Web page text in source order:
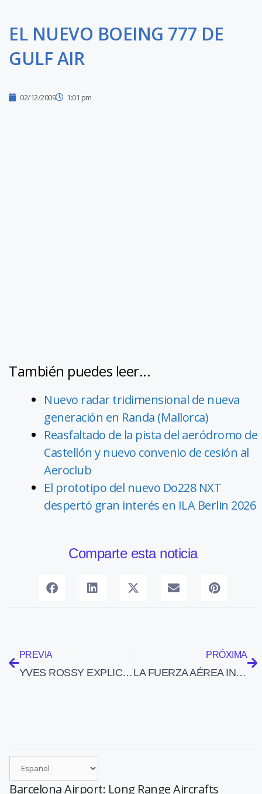
EL NUEVO BOEING 777 DE
GULF AIR
02/12/2009 1:01 pm
También puedes leer...
Nuevo radar tridimensional de nueva
generación en Randa (Mallorca)
Reasfaltado de la pista del aeródromo de
Castellón y nuevo convenio de cesión al
Aeroclub
El prototipo del nuevo Do228 NXT
despertó gran interés en ILA Berlin 2026
Comparte esta noticia
PREVIA
YVES ROSSY EXPLICA POR QUÉ FRACASÓ EN SU VUELO-TRAVESÍA DEL ESTRECHO DE GIBRALTAR
PRÓXIMA
LA FUERZA AÉREA INDIA SUSPENDE LOS VUELOS DE SUS 98 SUKHOI SU-30
Barcelona Airport: Long Range Aircrafts